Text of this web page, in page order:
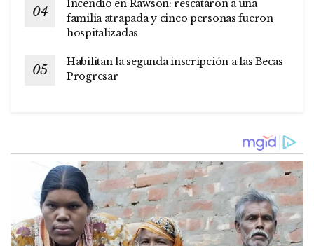
Incendio en Rawson: rescataron a una
familia atrapada y cinco personas fueron
hospitalizadas
Habilitan la segunda inscripción a las Becas
Progresar